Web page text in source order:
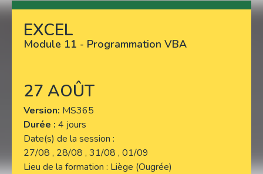
Lire plus
EXCEL
Module 11 - Programmation VBA
27 AOÛT
Version MS365
Durée : 4 jours
Date(s) de la session
27/08 , 28/08 , 31/08 , 01/09
Lieu de la formation Liège (Ougrée)